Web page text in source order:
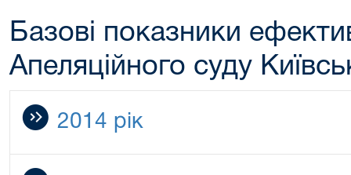
Базові показники
Апеляційного суду
2014 рік